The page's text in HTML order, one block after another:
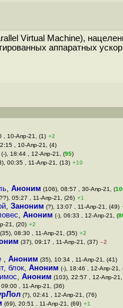
Virtual Machine),
аппаратных
, 10-Апр-21, (1) +2
, 10-Апр-21, (4)
(-), 18:44 , 12-Апр-21, (95)
00:35 , 11-Апр-21, (13) +10
, Аноним (106), 08:57 , 30-Апр-21, (
05:27 , 11-Апр-21, (26) +1
, Заноним (?), 13:07 , 11-Апр-21, (49)
, Аноним (-), 06:33 , 12-Апр-21, (
21, (20) +2
(35), 08:30 , 11-Апр-21, (35) +2
(37), 09:17 , 11-Апр-21, (37) –2
, Аноним (35), 10:34 , 11-Апр-21, (41)
блок, Аноним (-), 18:46 , 12-Апр-21,
, Аноним (103), 22:57 , 12-Апр-21,
09:00 , 11-Апр-21, (36)
(?), 02:41 , 12-Апр-21, (76)
(69), 20:51 , 11-Апр-21, (69) +1